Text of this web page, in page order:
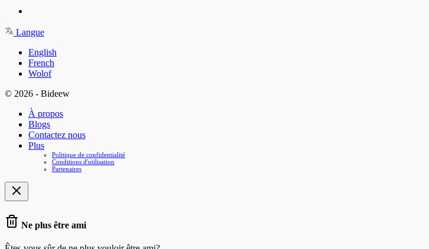
Langue
English
French
Wolof
© 2026 - Bideew
À propos
Blogs
Contactez nous
Plus
Politique de confidentialité
Conditions d'utilisation
Partenaires
Ne plus être ami